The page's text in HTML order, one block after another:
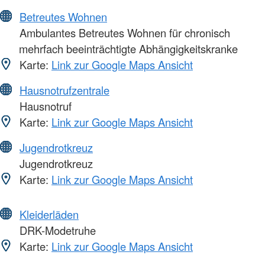
Betreutes Wohnen
Ambulantes Betreutes Wohnen für chronisch
mehrfach beeinträchtigte Abhängigkeitskranke
Karte: Link zur Google Maps Ansicht
Hausnotrufzentrale
Hausnotruf
Karte: Link zur Google Maps Ansicht
Jugendrotkreuz
Jugendrotkreuz
Karte: Link zur Google Maps Ansicht
Kleiderläden
DRK-Modetruhe
Karte: Link zur Google Maps Ansicht